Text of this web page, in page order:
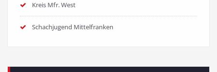
Kreis Mfr. West
Schachjugend Mittelfranken